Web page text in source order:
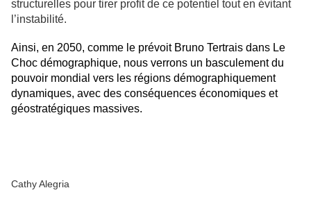
structurelles pour tirer profit de ce potentiel tout en évitant
l’instabilité.
Ainsi, en 2050, comme le prévoit Bruno Tertrais dans Le
Choc démographique, nous verrons un basculement du
pouvoir mondial vers les régions démographiquement
dynamiques, avec des conséquences économiques et
géostratégiques massives.
Cathy Alegria